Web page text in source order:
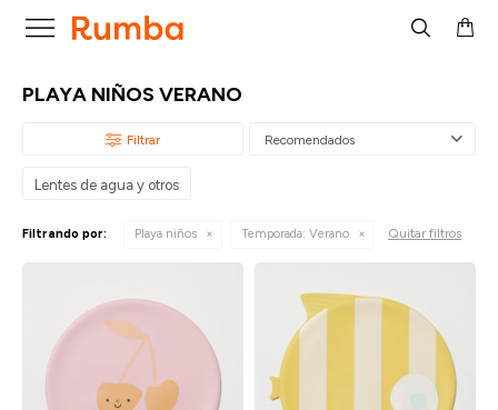

PLAYA NIÑOS VERANO
Recomendados
Lentes de agua y otros
Filtrando por: Playa niños Temporada: Verano Quitar filtros